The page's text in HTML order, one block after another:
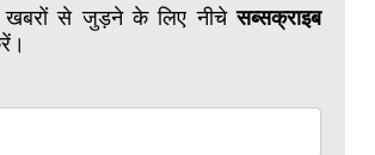
से जुड़ने के लिए नीचेसब्सक्राइब